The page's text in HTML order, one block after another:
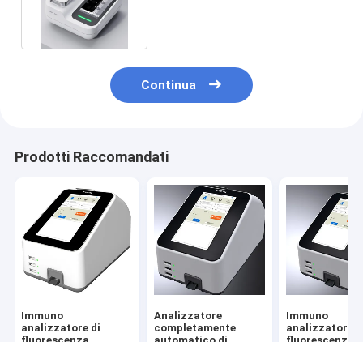
Continua
Prodotti Raccomandati
Immuno
analizzatore di
Analizzatore
completamente
Immuno
analizzatore